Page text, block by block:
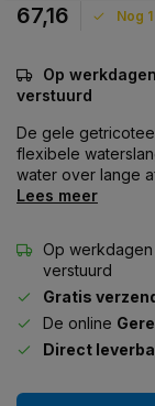
67,16 Nog
Op
verstuurd
De gele
flexibele
water over lange
Lees meer
Op
verstuurd
Gratis
De online
Direct